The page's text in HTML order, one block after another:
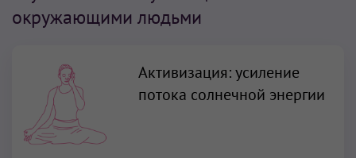
окружающими людьми
Активизация: усиление
потока солнечной энергии